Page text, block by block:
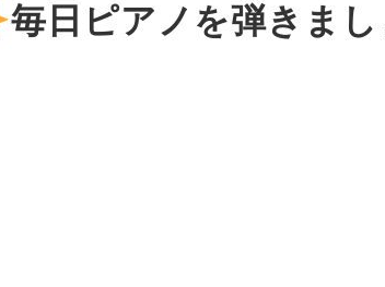
毎日ピアノを弾きまし